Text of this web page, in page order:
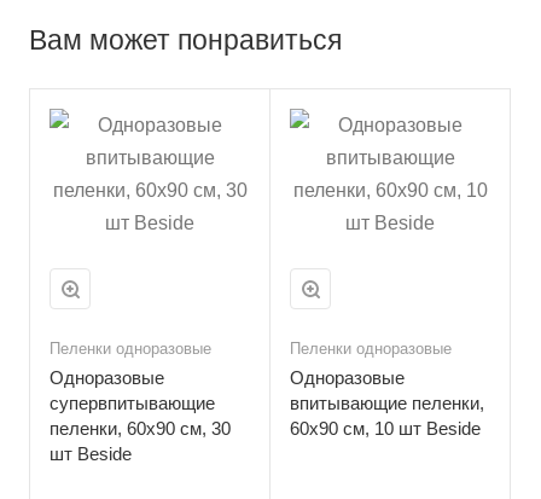
Вам может понравиться
Пеленки одноразовые
Одноразовые
супервпитывающие
пеленки, 60х90 см, 30
шт Beside
Пеленки одноразовые
Одноразовые
впитывающие пеленки,
60х90 см, 10 шт Beside